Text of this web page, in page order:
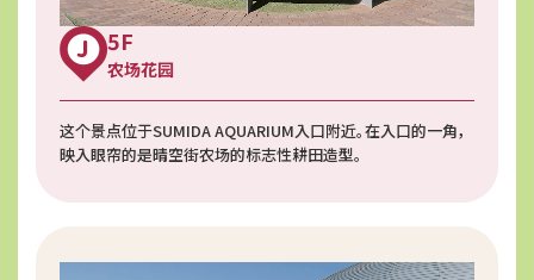
5F
农场花园
这个景点位于SUMIDA AQUARIUM入口附近。在入口的一角，
映入眼帘的是晴空街农场的标志性耕田造型。